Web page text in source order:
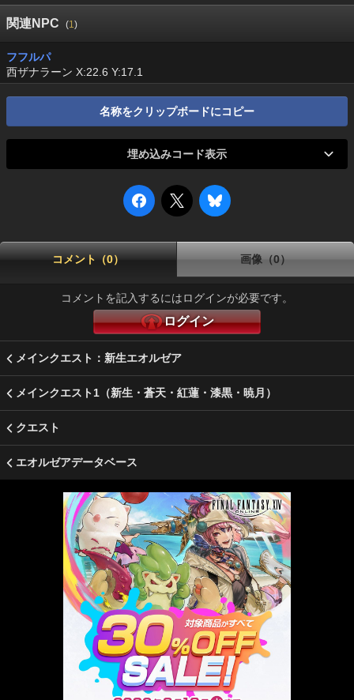
関連NPC (1)
フフルパ
西ザナラーン X:22.6 Y:17.1
名称をクリップボードにコピー
埋め込みコード表示
コメント（0） 画像（0）
コメントを記入するにはログインが必要です。
ログイン
メインクエスト：新生エオルゼア
メインクエスト1（新生・蒼天・紅蓮・漆黒・暁月）
クエスト
エオルゼアデータベース